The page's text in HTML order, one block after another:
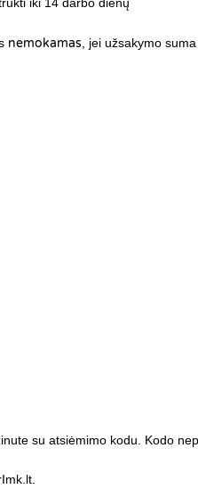
nemokamas , jei užsakymo
su atsiėmimo kodu. Kodo